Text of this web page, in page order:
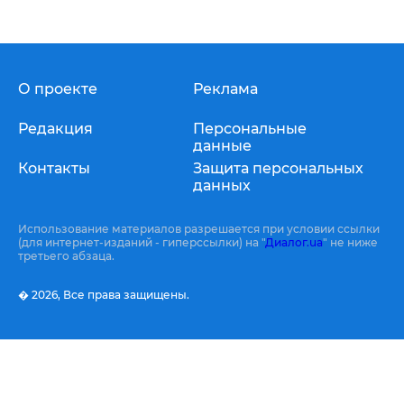
О проекте
Редакция
Контакты
Реклама
Персональные
данные
Защита персональных
данных
Использование материалов разрешается при условии ссылки
(для интернет-изданий - гиперссылки) на "Диалог.ua" не ниже
третьего абзаца.
� 2026, Все права защищены.